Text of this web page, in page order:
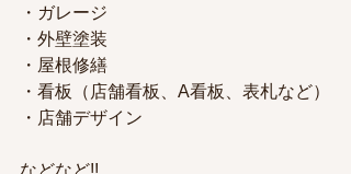
・ガレージ
・外壁塗装
・屋根修繕
・看板（店舗看板、A看板、表札など）
・店舗デザイン
などなど!!